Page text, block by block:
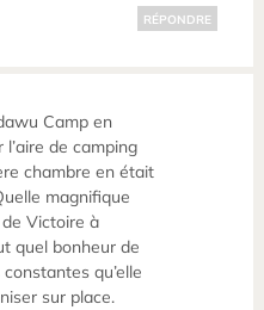
RÉPONDRE
Camp en
de camping
chambre en était
magnifique
Victoire à
quel bonheur de
qu’elle
sur place.